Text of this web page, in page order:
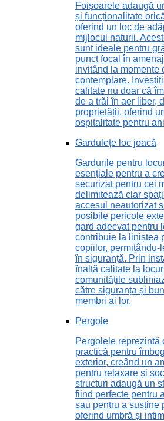
Foișoarele adaugă
și funcționalitate
oferind un loc de
mijlocul naturii.
sunt ideale pentru
punct focal în
invitând la momente
contemplare.
calitate nu doar că
de a trăi în aer liber,
proprietății, oferind
ospitalitate pentru
Gardulețe loc joacă
Gardurile pentru
esențiale pentru a
securizat pentru cei
delimitează clar
accesul neautorizat
posibile pericole
gard adecvat pentru
contribuie la liniștea
copiilor, permițându-
în siguranță. Prin
înaltă calitate la
comunitățile
către siguranța și
membri ai lor.
Pergole
Pergolele reprezintă
practică pentru
exterior, creând un
pentru relaxare și
structuri adaugă un
fiind perfecte pentru
sau pentru a susține
oferind umbră și